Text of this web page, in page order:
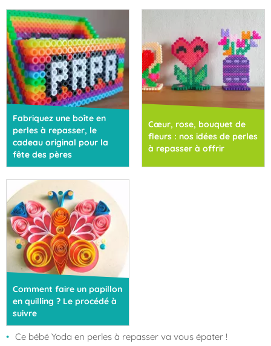
Fabriquez une boîte en
perles à repasser, le
cadeau original pour la
fête des pères
Cœur, rose, bouquet de
fleurs : nos idées de perles
à repasser à offrir
Comment faire un papillon
en quilling ? Le procédé à
suivre
Ce bébé Yoda en perles à repasser va vous épater !